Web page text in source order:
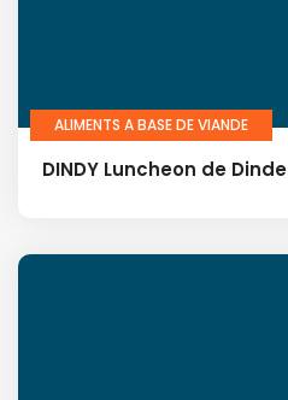
ALIMENTS A BASE DE VIANDE
DINDY Luncheon de Dinde